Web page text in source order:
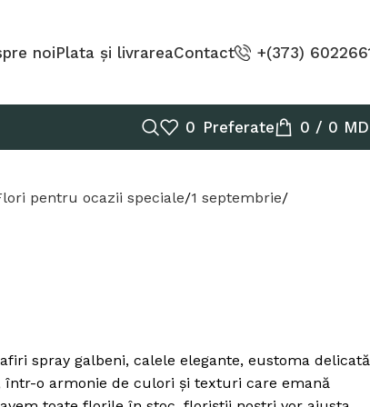
noiPlata și livrareaContact +(373)
0 Preferate 0 / 0
pentru ocazii speciale 1 septembrie
spray galbeni, calele elegante, eustoma delicată
o armonie de culori și texturi care emană